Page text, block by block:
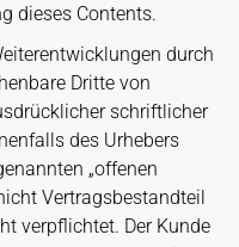
dieses Contents.
durch
Dritte von
schriftlicher
des Urhebers
„offenen
Vertragsbestandteil
verpflichtet. Der Kunde